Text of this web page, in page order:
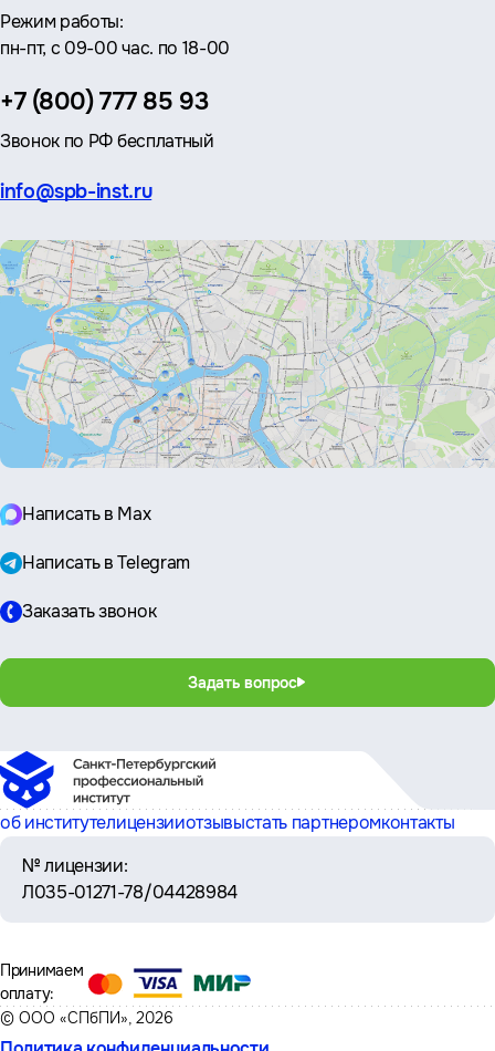
Режим работы:
пн-пт, с 09-00 час. по 18-00
Телефон:
+7 (800) 777 85 93
Звонок по РФ бесплатный
Эл.
info@spb-inst.ru
Написать в Max
Написать в Telegram
Заказать звонок
Задать вопрос
об институтелицензииотзывыстать партнеромконтакты
№ лицензии:
Л035-01271-78/04428984
© ООО «СПбПИ», 2026
Принимаем
оплату: